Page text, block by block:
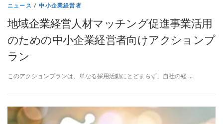
ニュース /中小企業経営者
地域企業経営人材マッチング促進事業活用
のための中小企業経営者向けアクションプ
ラン
このアクションプランは、単なる採用活動にとどまらず、自社の経 …